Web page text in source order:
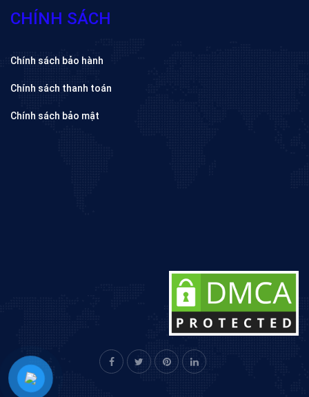
CHÍNH SÁCH
Chính sách bảo hành
Chính sách thanh toán
Chính sách bảo mật